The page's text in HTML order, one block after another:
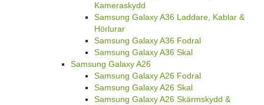
Kameraskydd
Samsung Galaxy A36 Laddare, Kablar &
Hörlurar
Samsung Galaxy A36 Fodral
Samsung Galaxy A36 Skal
Samsung Galaxy A26
Samsung Galaxy A26 Fodral
Samsung Galaxy A26 Skal
Samsung Galaxy A26 Skärmskydd &